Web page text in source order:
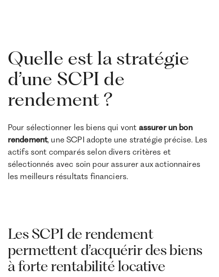
Quelle est la stratégie
d’une SCPI de
rendement ?
Pour sélectionner les biens qui vont assurer un bon
rendement, une SCPI adopte une stratégie précise. Les
actifs sont comparés selon divers critères et
sélectionnés avec soin pour assurer aux actionnaires
les meilleurs résultats financiers.
Les SCPI de rendement
permettent d’acquérir des biens
à forte rentabilité locative